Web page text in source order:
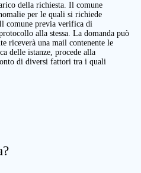
della richiesta. Il comune
per le quali si richiede
comune previa verifica di
alla stessa. La domanda può
riceverà una mail contenente le
delle istanze, procede alla
di diversi fattori tra i quali